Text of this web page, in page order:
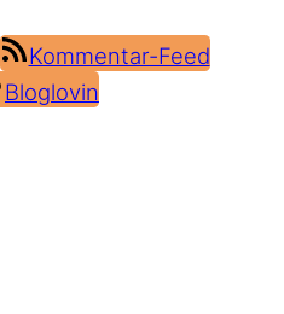
Kommentar-Feed
Bloglovin